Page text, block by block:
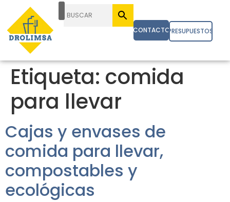
CONTACTOPRESUPUESTOS
Etiqueta: comida
para llevar
Cajas y envases de
comida para llevar,
compostables y
ecológicas